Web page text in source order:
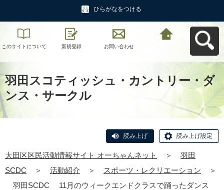
ひらがなをつける
このサイトについて 新規登録 お問い合わせ
羽田スコティッシュ・カントリー・ダ
ンス・サークル
読み上げ 読み上げ設定
大田区区民活動情報サイト オーちゃんネット ＞
羽田
SCDC
＞ 活動紹介 ＞ スポーツ・レクリエーション
＞
羽田SCDC 11月のウィークエンドクラスで踊ったダンス